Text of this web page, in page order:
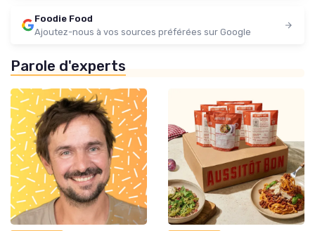
Foodie Food
Ajoutez-nous à vos sources préférées sur Google
Parole d'experts